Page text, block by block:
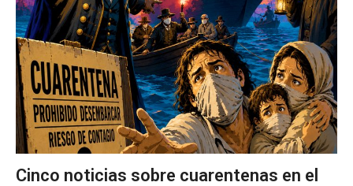
Cinco noticias sobre cuarentenas en el